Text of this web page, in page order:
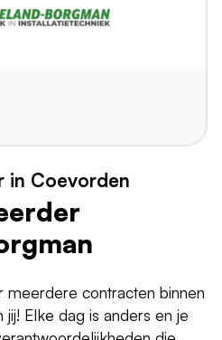
in Coevorden
meerdere contracten binnen
Elke dag is anders en je